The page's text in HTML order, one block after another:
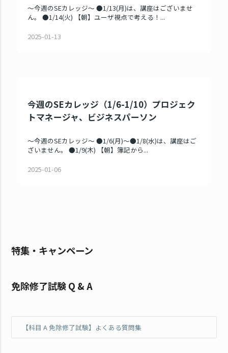
～今週のSEカレッジ～ ●1/13(月)は、講座はございませ
ん。 ●1/14(火) 【朝】ユーザ視点で考える！...
2025-01-13
今週のSEカレッジ（1/6-1/10）プロジェク
トマネージャ、ビジネスパーソン
～今週のSEカレッジ～ ●1/6(月)～●1/8(水)は、講座はご
ざいません。 ●1/9(木) 【朝】簿記から...
2025-01-06
特集・キャンペーン
免除修了試験 Q & A
【科目 A 免除修了試験】よくある質問集